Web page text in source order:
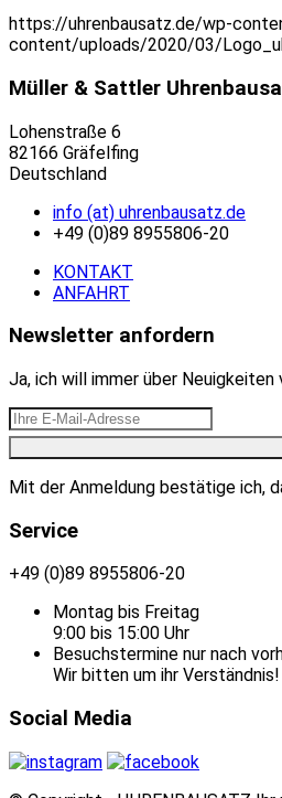
https://uhrenbausatz.de/wp-
content/uploads/2020/03/
Müller & Sattler
Lohenstraße 6
82166 Gräfelfing
Deutschland
info (at) uhrenbausatz.de
+49 (0)89 8955806-20
KONTAKT
ANFAHRT
Newsletter anfordern
Ja, ich will immer über
Mit der Anmeldung bestätige ich,
Service
+49 (0)89 8955806-20
Montag bis Freitag
9:00 bis 15:00 Uhr
Besuchstermine nur nach
Wir bitten um ihr Verständnis!
Social Media